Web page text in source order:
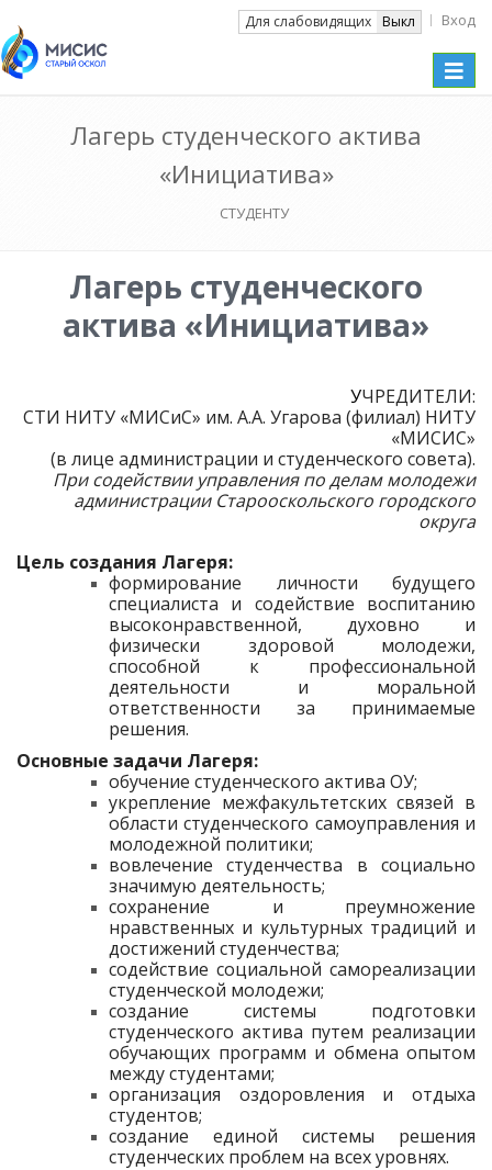
Для слабовидящих Выкл Вход
Toggle
Лагерь студенческого актива
«Инициатива»
СТУДЕНТУ
Лагерь студенческого
актива «Инициатива»
УЧРЕДИТЕЛИ:
СТИ НИТУ «МИСиС» им. А.А. Угарова (филиал) НИТУ
«МИСИС»
(в лице администрации и студенческого совета).
При содействии управления по делам молодежи
администрации Старооскольского городского
округа
Цель создания Лагеря:
формирование личности будущего
специалиста и содействие воспитанию
высоконравственной, духовно и
физически здоровой молодежи,
способной к профессиональной
деятельности и моральной
ответственности за принимаемые
решения.
Основные задачи Лагеря:
обучение студенческого актива ОУ;
укрепление межфакультетских связей в
области студенческого самоуправления и
молодежной политики;
вовлечение студенчества в социально
значимую деятельность;
сохранение и преумножение
нравственных и культурных традиций и
достижений студенчества;
содействие социальной самореализации
студенческой молодежи;
создание системы подготовки
студенческого актива путем реализации
обучающих программ и обмена опытом
между студентами;
организация оздоровления и отдыха
студентов;
создание единой системы решения
студенческих проблем на всех уровнях.